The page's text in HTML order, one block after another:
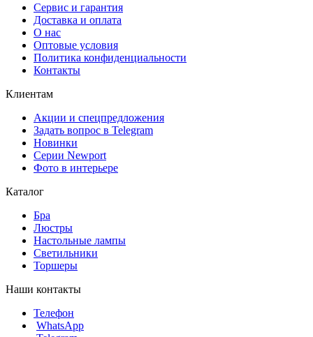
Сервис и гарантия
Доставка и оплата
О нас
Оптовые условия
Политика конфиденциальности
Контакты
Клиентам
Акции и спецпредложения
Задать вопрос в Telegram
Новинки
Серии Newport
Фото в интерьере
Каталог
Бра
Люстры
Настольные лампы
Светильники
Торшеры
Наши контакты
Телефон
WhatsApp